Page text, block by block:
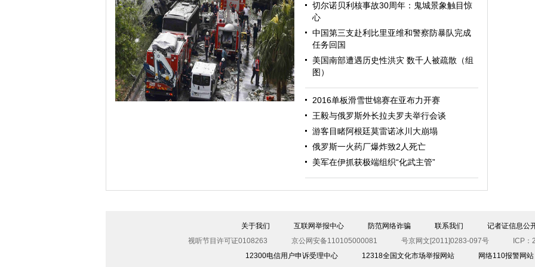
哈里与梅根亮相都柏林街头接受民众欢迎
切尔诺贝利核事故30周年：鬼城景象触目惊
心
中国第三支赴利比里亚维和警察防暴队完成
任务回国
美国南部遭遇历史性洪灾 数千人被疏散（组
图）
2016单板滑雪世锦赛在亚布力开赛
王毅与俄罗斯外长拉夫罗夫举行会谈
游客目睹阿根廷莫雷诺冰川大崩塌
俄罗斯一火药厂爆炸致2人死亡
美军在伊抓获极端组织“化武主管”
关于我们 互联网举报中心 防范网络诈骗 联系我们
记者证信息公
视听节目许可证0108263
京公网安备110105000081 号京网文[2011]0283-097号
ICP
12300电信用户申诉受理中心
12318全国文化市场举报网站 网络110报警网站